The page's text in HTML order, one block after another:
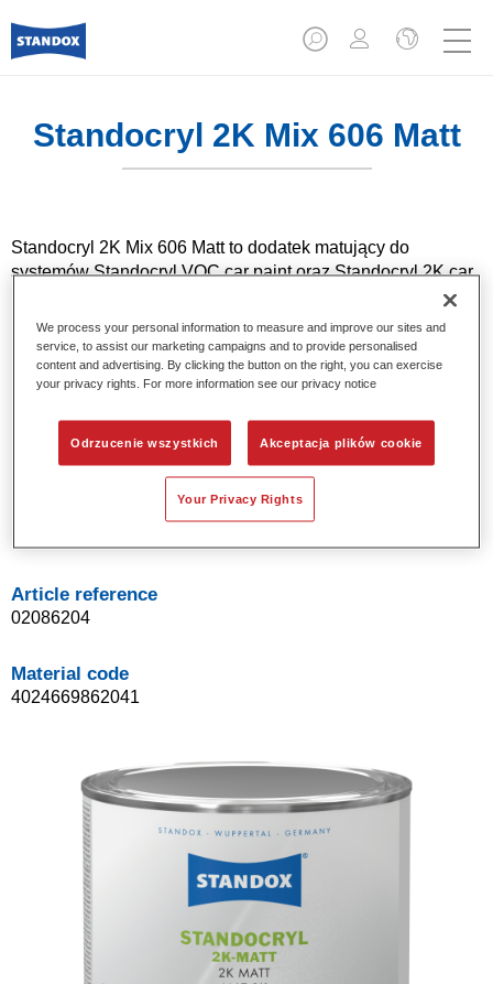
Standocryl 2K Mix 606 Matt
Standocryl 2K Mix 606 Matt to dodatek matujący do
systemów Standocryl VOC car paint oraz Standocryl 2K car
Product Features
Dwuskładnikowy lakier nawierzchniowy o średniej
trwały kolor.
Wysoka odporność mechaniczna i chemiczna.
Article reference
02086204
Material code
4024669862041
We process your personal information to measure and improve our sites and
service, to assist our marketing campaigns and to provide personalised
content and advertising. By clicking the button on the right, you can exercise
your privacy rights. For more information see our privacy notice
Odrzucenie wszystkich Akceptacja plików cookie
Your Privacy Rights